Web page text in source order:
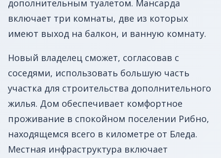
дополнительным туалетом. Мансарда
включает три комнаты, две из которых
имеют выход на балкон, и ванную комнату.
Новый владелец сможет, согласовав с
соседями, использовать большую часть
участка для строительства дополнительного
жилья. Дом обеспечивает комфортное
проживание в спокойном поселении Рибно,
находящемся всего в километре от Бледа.
Местная инфраструктура включает